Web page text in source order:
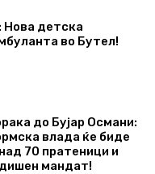
Нова детска
во Бутел!
до Бујар Османи:
влада ќе биде
70 пратеници и
мандат!